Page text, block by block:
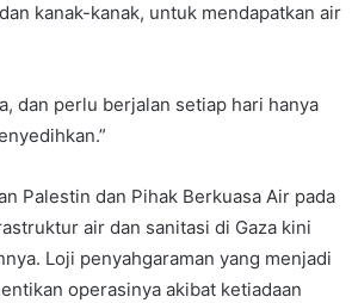
kanak-kanak, untuk mendapatkan air
dan perlu berjalan setiap hari hanya
Palestin dan Pihak Berkuasa Air pada
air dan sanitasi di Gaza kini
Loji penyahgaraman yang menjadi
operasinya akibat ketiadaan